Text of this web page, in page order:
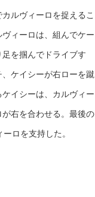
ルヴィーロを捉えるこ
ィーロは、組んでケー
を掴んでドライブす
ケイシーが右ローを蹴
イシーは、カルヴィー
右を合わせる。最後の
ロを支持した。